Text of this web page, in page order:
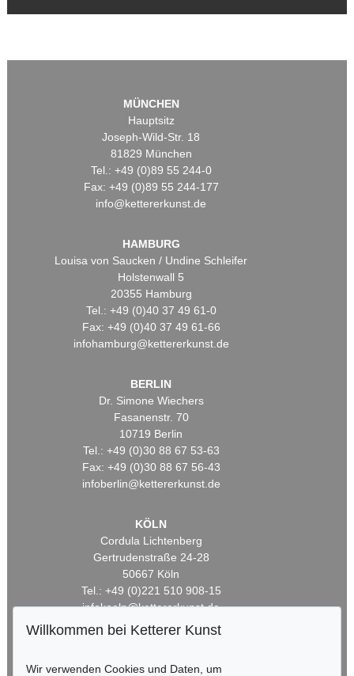
MÜNCHEN
Hauptsitz
Joseph-Wild-Str. 18
81829 München
Tel.: +49 (0)89 55 244-0
Fax: +49 (0)89 55 244-177
info@kettererkunst.de
HAMBURG
Louisa von Saucken / Undine Schleifer
Holstenwall 5
20355 Hamburg
Tel.: +49 (0)40 37 49 61-0
Fax: +49 (0)40 37 49 61-66
infohamburg@kettererkunst.de
BERLIN
Dr. Simone Wiechers
Fasanenstr. 70
10719 Berlin
Tel.: +49 (0)30 88 67 53-63
Fax: +49 (0)30 88 67 56-43
infoberlin@kettererkunst.de
KÖLN
Cordula Lichtenberg
Gertrudenstraße 24-28
50667 Köln
Tel.: +49 (0)221 510 908-15
infokoeln@kettererkunst.de
HESSEN
Willkommen bei Ketterer Kunst
Wir verwenden Cookies und Daten, um